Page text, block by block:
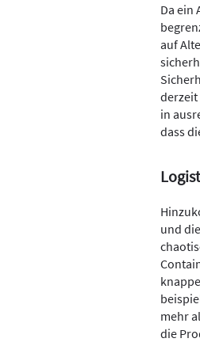
Da ein
auf
derzeit
in
dass
und
mehr
die